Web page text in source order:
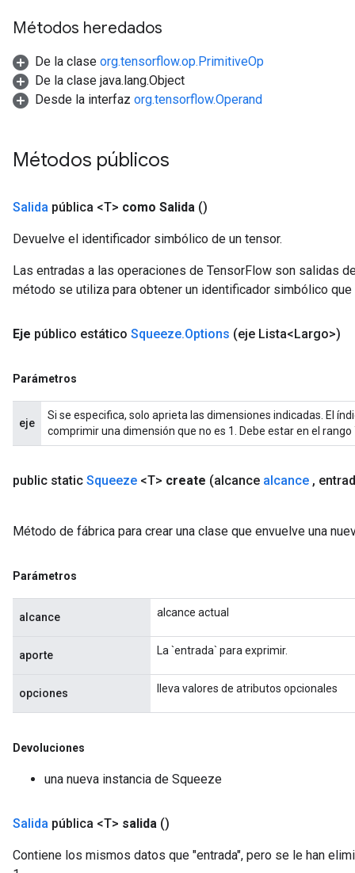
Métodos heredados
De la clase org.tensorflow.op.PrimitiveOp
De la clase java.lang.Object
Desde la interfaz org.tensorflow.Operand
Métodos públicos
Salida pública <T> como Salida ()
Devuelve el identificador simbólico de un tensor.
Las entradas a las operaciones de TensorFlow son salidas
método se utiliza para obtener un identificador simbólico
Eje público estático Squeeze.Options (eje Lista<Largo>)
Parámetros
eje
Si se especifica, solo aprieta las dimensiones indicadas. El
comprimir una dimensión que no es 1. Debe estar en el
public static Squeeze <T> create (alcance alcance ,
Método de fábrica para crear una clase que envuelve una
Parámetros
alcance alcance actual
aporte La `entrada` para exprimir.
opciones lleva valores de atributos opcionales
Devoluciones
una nueva instancia de Squeeze
Salida pública <T> salida ()
Contiene los mismos datos que "entrada", pero se le han